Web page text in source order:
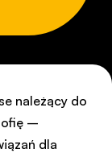
należący do
–
dla